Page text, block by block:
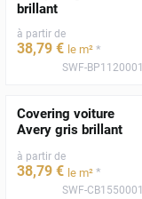
brillant
à partir de
38,79 € le m² *
SWF-BP1120001
Covering voiture
Avery gris brillant
à partir de
38,79 € le m² *
SWF-CB1550001